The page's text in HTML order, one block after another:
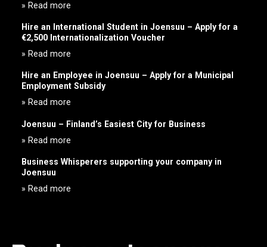
» Read more
Hire an International Student in Joensuu – Apply for a
€2,500 Internationalization Voucher
» Read more
Hire an Employee in Joensuu – Apply for a Municipal
Employment Subsidy
» Read more
Joensuu – Finland’s Easiest City for Business
» Read more
Business Whisperers supporting your company in
Joensuu
» Read more